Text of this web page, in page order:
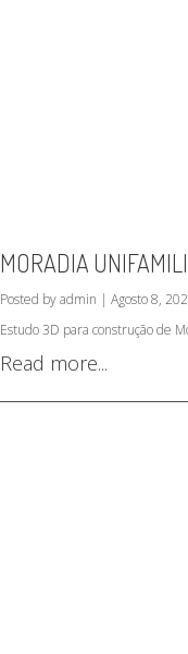
MORADIA
Posted by admin | Agosto 8,
Estudo 3D para construção de
Read more...